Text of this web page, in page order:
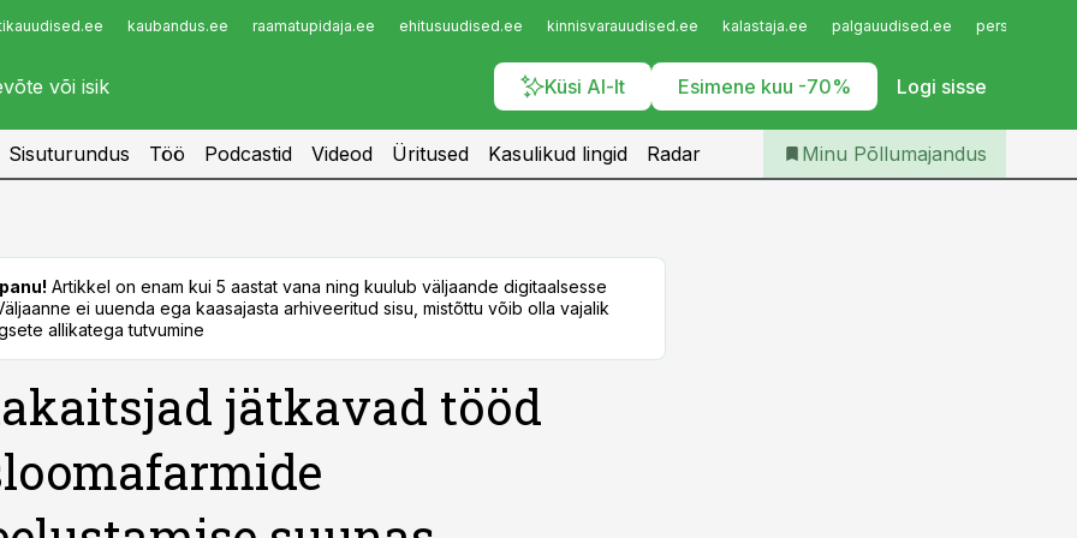
kaubandus.ee raamatupidaja.ee ehitusuudised.ee kinnisvarauudised.ee kalastaja.ee palgauudised.ee
Küsi AI-lt Esimene kuu -70% Logi sisse
Infopank
Iseteenindus
Telli Põllumajandus
Sisuturundus Töö Podcastid Videod Üritused Kasulikud lingid Radar Minu Põllumajandus
Artikkel on enam kui 5 aastat vana ning kuulub väljaande digitaalsesse
ei uuenda ega kaasajasta arhiveeritud sisu, mistõttu võib olla vajalik
allikatega tutvumine
jätkavad tööd